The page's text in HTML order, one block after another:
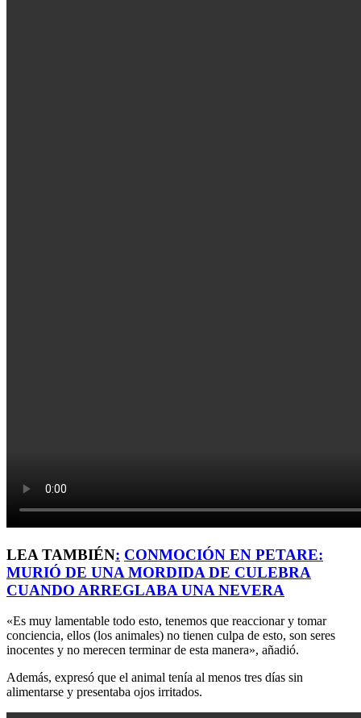
LEA TAMBIÉN: CONMOCIÓN EN PETARE:
MURIÓ DE UNA MORDIDA DE CULEBRA
CUANDO ARREGLABA UNA NEVERA
«Es muy lamentable todo esto, tenemos que reaccionar y tomar
conciencia, ellos (los animales) no tienen culpa de esto, son seres
inocentes y no merecen terminar de esta manera», añadió.
Además, expresó que el animal tenía al menos tres días sin
alimentarse y presentaba ojos irritados.